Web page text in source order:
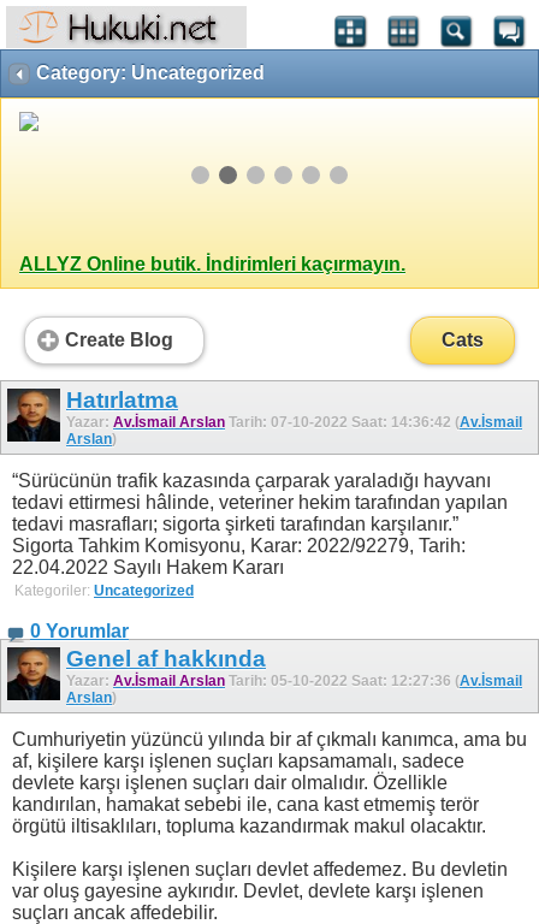
Category: Uncategorized
ALLYZ Online butik. İndirimleri kaçırmayın.
Create Blog Cats
Hatırlatma
Yazar: Av.İsmail Arslan Tarih: 07-10-2022 Saat: 14:36:42 (Av.İsmail
Arslan)
“Sürücünün trafik kazasında çarparak yaraladığı hayvanı
tedavi ettirmesi hâlinde, veteriner hekim tarafından yapılan
tedavi masrafları; sigorta şirketi tarafından karşılanır.”
Sigorta Tahkim Komisyonu, Karar: 2022/92279, Tarih:
22.04.2022 Sayılı Hakem Kararı
Kategoriler: Uncategorized
0 Yorumlar
Genel af hakkında
Yazar: Av.İsmail Arslan Tarih: 05-10-2022 Saat: 12:27:36 (Av.İsmail
Arslan)
Cumhuriyetin yüzüncü yılında bir af çıkmalı kanımca, ama bu
af, kişilere karşı işlenen suçları kapsamamalı, sadece
devlete karşı işlenen suçları dair olmalıdır. Özellikle
kandırılan, hamakat sebebi ile, cana kast etmemiş terör
örgütü iltisaklıları, topluma kazandırmak makul olacaktır.
Kişilere karşı işlenen suçları devlet affedemez. Bu devletin
var oluş gayesine aykırıdır. Devlet, devlete karşı işlenen
suçları ancak affedebilir.